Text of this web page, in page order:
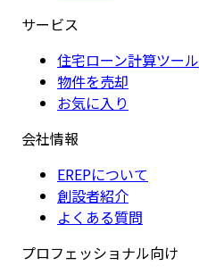
サービス
住宅ローン計算ツール
物件を売却
お気に入り
会社情報
EREPについて
創設者紹介
よくある質問
プロフェッショナル向け